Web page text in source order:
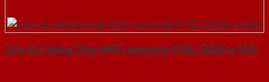
Cửa Gỗ Chống Cháy MDF Laminate P1R2 23029-a-SGD